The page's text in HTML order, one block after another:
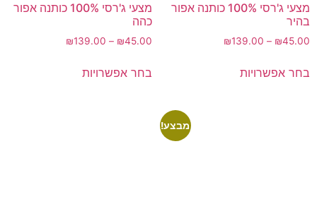
מצעי ג'רסי 100% כותנה אפור
בהיר
₪45.00
–
₪139.00
בחר אפשרויות
מצעי ג'רסי 100% כותנה אפור
כהה
₪45.00
–
₪139.00
בחר אפשרויות
מבצע!